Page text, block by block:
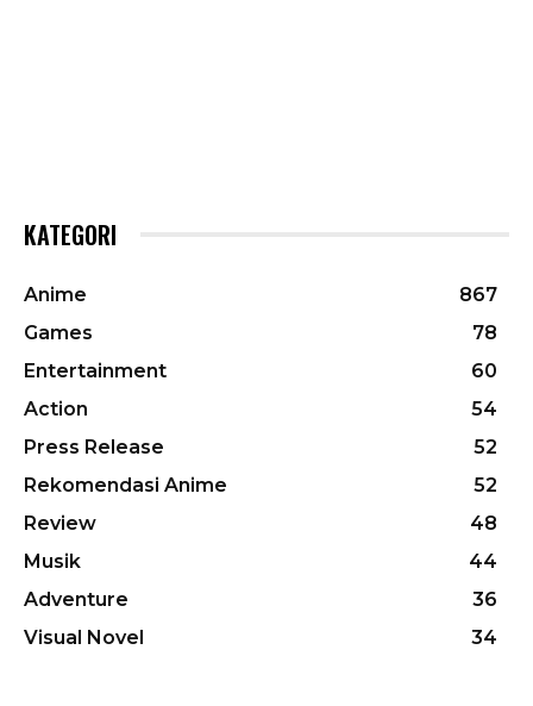
KATEGORI
Anime
867
Games
78
Entertainment
60
Action
54
Press Release
52
Rekomendasi Anime
52
Review
48
Musik
44
Adventure
36
Visual Novel
34